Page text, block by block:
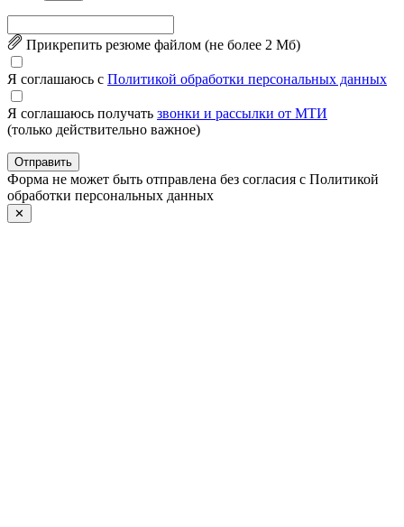
Прикрепить резюме файлом (не более 2 Mб)
Я соглашаюсь с Политикой обработки персональных данных
Я соглашаюсь получать звонки и рассылки от МТИ
(только действительно важное)
Отправить
Форма не может быть отправлена без согласия с Политикой
обработки персональных данных
✕